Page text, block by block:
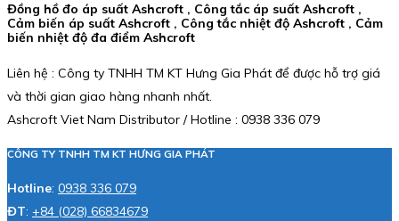
Đồng hồ đo áp suất Ashcroft , Công tắc áp suất Ashcroft ,
Cảm biến áp suất Ashcroft , Công tắc nhiệt độ Ashcroft , Cảm
biến nhiệt độ đa điểm Ashcroft
Liên hệ : Công ty TNHH TM KT Hưng Gia Phát để được hỗ trợ giá
và thời gian giao hàng nhanh nhất.
Ashcroft Viet Nam Distributor / Hotline : 0938 336 079
CÔNG TY TNHH TM KT HƯNG GIA PHÁT
Hotline: 0938 336 079
ĐT: +84 (028) 66834679